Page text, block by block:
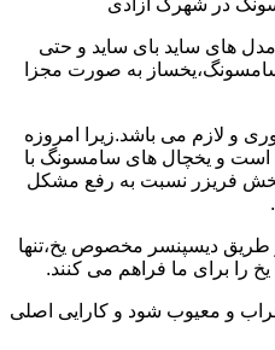
در شهرک آزادی
های ساید بای ساید و حتی
به صورت مجزا
و لازم می باشد.زیرا امروزه
است و یخچال های سامسونگ با
بخش فریزر نسبت به رفع مشکل
طریق دیسپنسر مخصوص یخ،تنها
را برای ما فراهم می کنند.
و معیوب شود و کارایی اصلی